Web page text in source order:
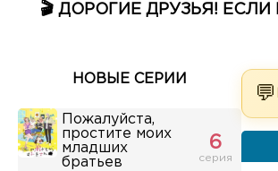
🎬 ДОРОГИЕ ДРУЗЬЯ!
НОВЫЕ СЕРИИ
Пожалуйста,
простите моих
младших
братьев
6
серия
💬